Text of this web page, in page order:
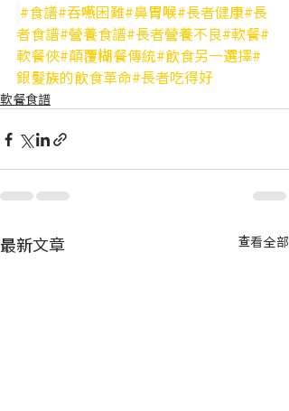
#食譜#吞嚥困難#鼻胃喉#長者健康#長
者食譜#營養食譜#長者營養不良#軟餐#
軟餐俠#顛覆糊餐傳統#飲食另一選擇#
銀髮族的飲食革命#長者吃得好
軟餐食譜
最新文章 查看全部